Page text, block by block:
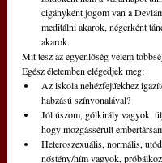
cigányként jogom van a
meditálni akarok, négerként
akarok.
Mit tesz az egyenlőség velem
Egész életemben elégedjek meg:
Az iskola nehézfejűekhez
habzású színvonalával?
Jól úszom, gólkirály vagyok,
hogy mozgássérült
Heteroszexuális, normális,
nőstény/hím vagyok,